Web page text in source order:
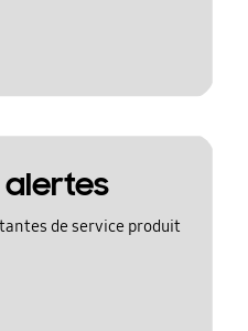
alertes
de service produit